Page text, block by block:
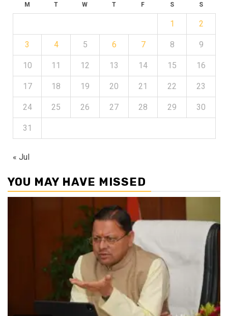
M T W T F S S
1 2
3 4 5 6 7 8 9
10 11 12 13 14 15 16
17 18 19 20 21 22 23
24 25 26 27 28 29 30
31
« Jul
YOU MAY HAVE MISSED